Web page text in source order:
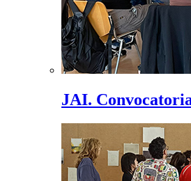
JAI.